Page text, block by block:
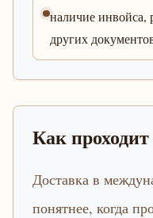
наличие инвойса,
других
Как
Доставка в
понятнее, когда